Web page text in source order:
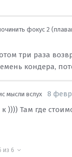
фокус 2
три раза
кондера,
мысли вслух
8
к )))) Там где
из 6